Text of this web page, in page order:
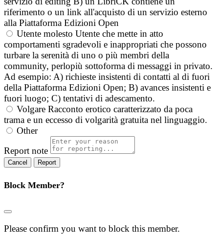
riferimento o un link all'acquisto di un servizio esterno
alla Piattaforma Edizioni Open
Utente molesto Utente che mette in atto
comportamenti sgradevoli e inappropriati che possono
turbare la serenità di uno o più membri della
community, perlopiù sottoforma di messaggi in privato.
Ad esempio: A) richieste insistenti di contatti al di fuori
della Piattaforma Edizioni Open; B) avances insistenti e
fuori luogo; C) tentativi di adescamento.
Volgare Racconto erotico caratterizzato da poca
trama e un eccesso di volgarità gratuita nel linguaggio.
Other
Report note
Report
Block Member?
Please confirm you want to block this member.